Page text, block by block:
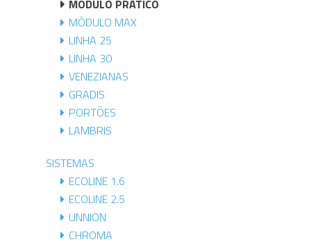
MÓDULO PRÁTICO
MÓDULO MAX
LINHA 25
LINHA 30
VENEZIANAS
GRADIS
PORTÕES
LAMBRIS
SISTEMAS
ECOLINE 1.6
ECOLINE 2.5
UNNION
CHROMA